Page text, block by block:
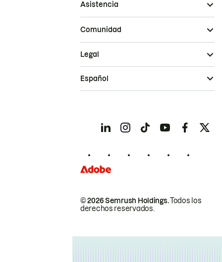
Asistencia
Comunidad
© 2026 Semrush Holdings.Todos los
derechos reservados.
Legal
Español